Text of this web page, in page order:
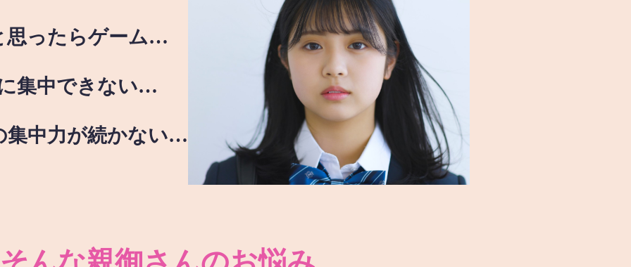
思ったらゲーム…
集中できない…
集中力が続かない…